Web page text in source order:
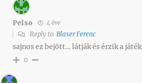
Pelso 4 éve
Reply to Blaser Ferenc
sajnos ez bejött… látják és érzik a
0